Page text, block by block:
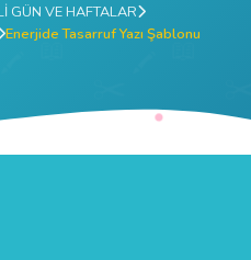
GÜN VE HAFTALAR
Enerjide Tasarruf Yazı Şablonu